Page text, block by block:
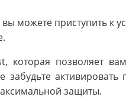
можете приступить к
которая позволяет
защиты.